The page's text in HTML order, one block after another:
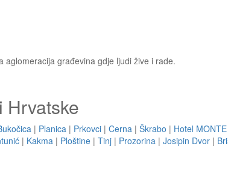
građevina gdje ljudi žive i rade.
Hrvatske
| Planica | Prkovci | Cerna | Škrabo | Hotel
| Kakma | Ploštine | Tinj | Prozorina | Josipin Dvor |